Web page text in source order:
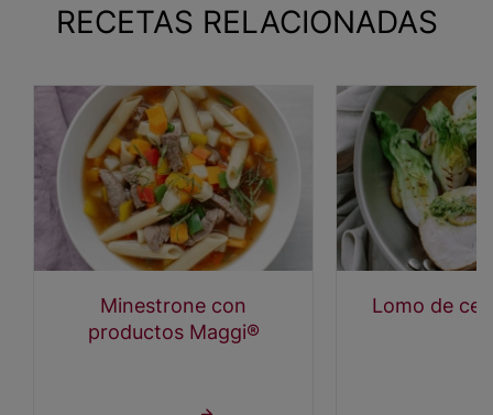
RECETAS RELACIONADAS
Minestrone con
productos Maggi®
Lomo de